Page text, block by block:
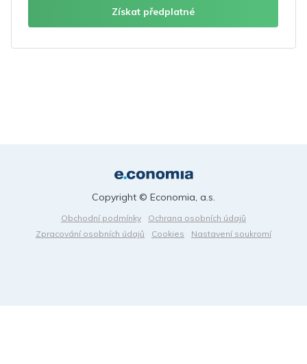
Získat předplatné
Obchodní podmínky
Ochrana osobních údajů
Zpracování osobních údajů
Cookies Nastavení soukromí
Copyright © Economia, a.s.